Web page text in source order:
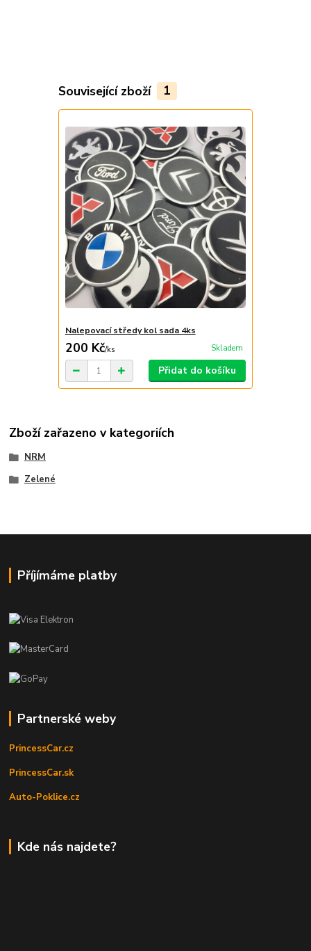
Související zboží 1
Nalepovací středy kol sada 4ks
200 Kč/ks Skladem
Přidat do košíku
Zboží zařazeno v kategoriích
NRM
Zelené
Příjímáme platby
Partnerské weby
PrincessCar.cz
PrincessCar.sk
Auto-Poklice.cz
Kde nás najdete?